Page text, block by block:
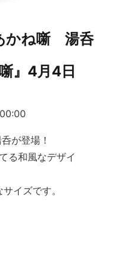
かね噺 湯呑
』4月4日
が登場！
る和風なデザイ
イズです。